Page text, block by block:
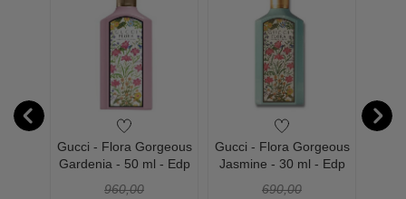
Gucci - Flora Gorgeous
Gardenia - 50 ml - Edp
960,00
Gucci - Flora Gorgeous
Jasmine - 30 ml - Edp
690,00